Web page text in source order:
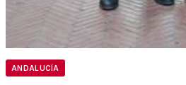
ANDALUCÍA